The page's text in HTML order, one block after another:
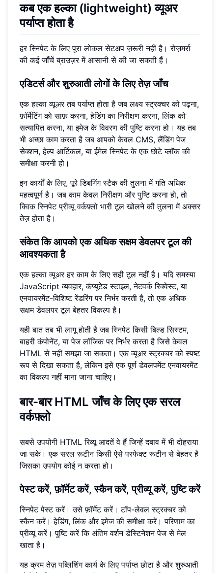
कब एक हल्का (lightweight) व्यूअर
पर्याप्त होता है
हर स्निपेट के लिए पूरा लोकल सेटअप ज़रूरी नहीं है। रोज़मर्रा
की कई जाँचें ब्राउज़र में आसानी से की जा सकती हैं।
एडिटर्स और शुरुआती लोगों के लिए तेज़ जाँच
एक हल्का व्यूअर तब पर्याप्त होता है जब लक्ष्य स्ट्रक्चर को पढ़ना,
फ़ॉर्मेटिंग को साफ़ करना, हेडिंग का निरीक्षण करना, लिंक को
सत्यापित करना, या इमेज के विवरण की पुष्टि करना हो। यह तब
भी अच्छा काम करता है जब आपको केवल CMS, लैंडिंग पेज
सेक्शन, हेल्प आर्टिकल, या ईमेल स्निपेट के एक छोटे ब्लॉक की
समीक्षा करनी हो।
इन कार्यों के लिए, पूरे डिबगिंग स्टैक की तुलना में गति अधिक
महत्वपूर्ण है। जब काम केवल निरीक्षण और पुष्टि करना हो, तो
क्विक स्निपेट प्रीव्यू वर्कफ़्लो भारी टूल खोलने की तुलना में अक्सर
तेज़ होता है।
संकेत कि आपको एक अधिक सक्षम डेवलपर टूल की
आवश्यकता है
एक हल्का व्यूअर हर काम के लिए सही टूल नहीं है। यदि समस्या
JavaScript व्यवहार, कंप्यूटेड स्टाइल, नेटवर्क रिक्वेस्ट, या
एनवायरमेंट-विशिष्ट रेंडरिंग पर निर्भर करती है, तो एक अधिक
सक्षम डेवलपर टूल बेहतर विकल्प है।
यही बात तब भी लागू होती है जब स्निपेट किसी बिल्ड सिस्टम,
बाहरी कंपोनेंट, या पेज लॉजिक पर निर्भर करता है जिसे केवल
HTML से नहीं समझा जा सकता। एक व्यूअर स्ट्रक्चर को स्पष्ट
रूप से दिखा सकता है, लेकिन इसे एक पूर्ण डेवलपमेंट एनवायरमेंट
का विकल्प नहीं माना जाना चाहिए।
बार-बार HTML जाँच के लिए एक सरल
वर्कफ़्लो
सबसे उपयोगी HTML रिव्यू आदतें वे हैं जिन्हें दबाव में भी दोहराया
जा सके। एक सरल रूटीन किसी ऐसे परफेक्ट रूटीन से बेहतर है
जिसका उपयोग कोई न करता हो।
पेस्ट करें, फ़ॉर्मेट करें, स्कैन करें, प्रीव्यू करें, पुष्टि करें
स्निपेट पेस्ट करें। उसे फ़ॉर्मेट करें। टॉप-लेवल स्ट्रक्चर को
स्कैन करें। हेडिंग, लिंक और इमेज की समीक्षा करें। परिणाम का
प्रीव्यू करें। पुष्टि करें कि अंतिम वर्शन डेस्टिनेशन पेज से मेल
खाता है।
यह क्रम तेज़ पब्लिशिंग कार्य के लिए पर्याप्त छोटा है और शुरुआती